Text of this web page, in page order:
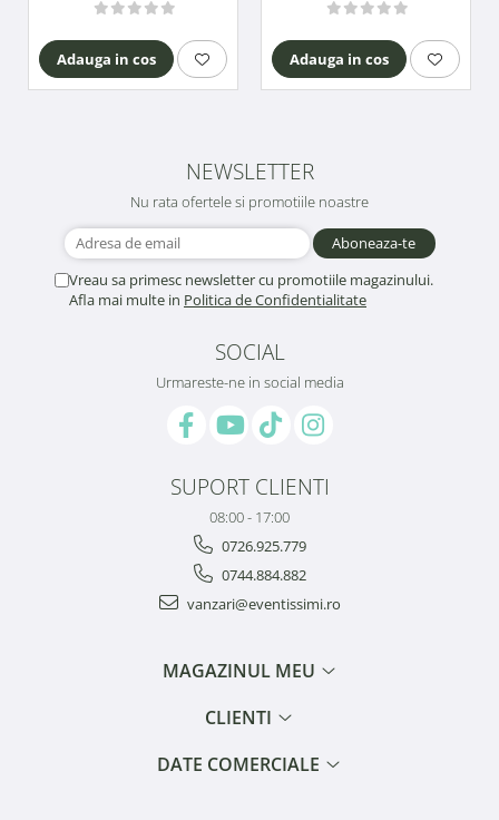
Adauga in cos Adauga in cos
NEWSLETTER
Nu rata ofertele si promotiile noastre
Vreau sa primesc newsletter cu promotiile magazinului.
Afla mai multe in Politica de Confidentialitate
SOCIAL
Urmareste-ne in social media
SUPORT CLIENTI
08:00 - 17:00
0726.925.779
0744.884.882
vanzari@eventissimi.ro
MAGAZINUL MEU
CLIENTI
DATE COMERCIALE